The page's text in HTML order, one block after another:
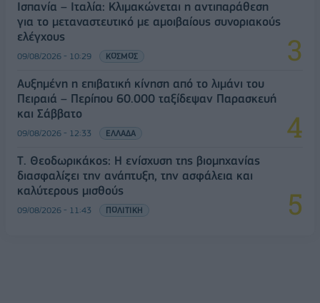
Ισπανία – Ιταλία: Κλιμακώνεται η αντιπαράθεση
για το μεταναστευτικό με αμοιβαίους συνοριακούς
ελέγχους
09/08/2026 - 10:29 ΚΟΣΜΟΣ
Αυξημένη η επιβατική κίνηση από το λιμάνι του
Πειραιά – Περίπου 60.000 ταξίδεψαν Παρασκευή
και Σάββατο
09/08/2026 - 12:33 ΕΛΛΑΔΑ
Τ. Θεοδωρικάκος: Η ενίσχυση της βιομηχανίας
διασφαλίζει την ανάπτυξη, την ασφάλεια και
καλύτερους μισθούς
09/08/2026 - 11:43 ΠΟΛΙΤΙΚΗ